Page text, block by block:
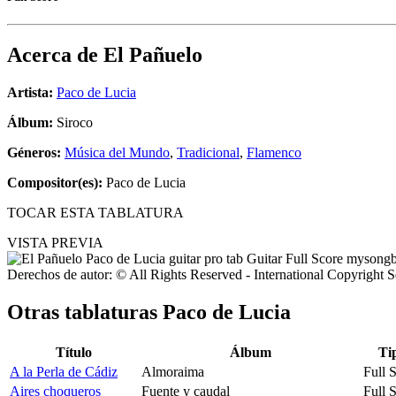
Acerca de El Pañuelo
Artista: Paco de Lucia
Álbum: Siroco
Géneros: Música del Mundo, Tradicional, Flamenco
Compositor(es): Paco de Lucia
TOCAR ESTA TABLATURA
VISTA PREVIA
Derechos de autor: © All Rights Reserved - International Copyright
Otras tablaturas Paco de Lucia
Título Álbum
A la Perla de Cádiz
Almoraima
Full
Aires choqueros
Fuente y caudal
Full